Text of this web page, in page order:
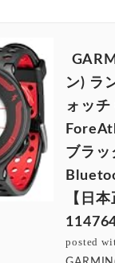
ン) ラ
ォッチ
ブラッ
【日本
posted